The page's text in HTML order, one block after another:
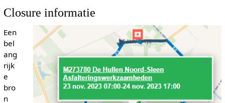
Closure informatie
Een
bel
ang
rijk
e
bro
n